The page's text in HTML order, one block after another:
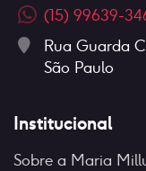
(15) 99639-
Rua Guarda
São Paulo
Institucional
Sobre a Maria